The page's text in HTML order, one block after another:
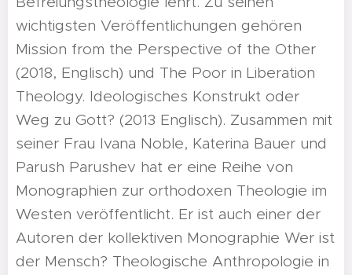
wichtigsten Veröffentlichungen gehören
Mission from the Perspective of the Other
(2018, Englisch) und The Poor in Liberation
Theology. Ideologisches Konstrukt oder
Weg zu Gott? (2013 Englisch). Zusammen mit
seiner Frau Ivana Noble, Katerina Bauer und
Parush Parushev hat er eine Reihe von
Monographien zur orthodoxen Theologie im
Westen veröffentlicht. Er ist auch einer der
Autoren der kollektiven Monographie Wer ist
der Mensch? Theologische Anthropologie in